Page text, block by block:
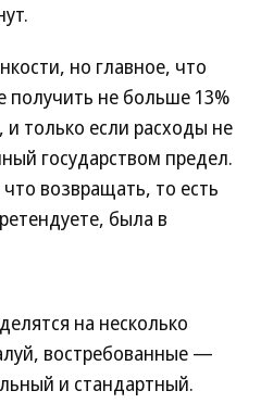
но главное, что
получить не больше 13%
и только если расходы не
государством предел.
возвращать, то есть
была в
на несколько
востребованные —
и стандартный.